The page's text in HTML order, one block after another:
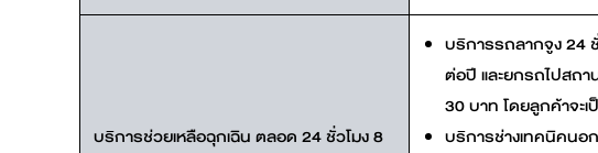
บริการช่วยเหลือฉุกเฉิน ตลอด 24 ชั่วโมง 8
บริการรถลากจูง 24
ต่อปี และยกรถไปสถา
30 บาท โดยลูกค้าจะ
บริการช่างเทคนิคนอ